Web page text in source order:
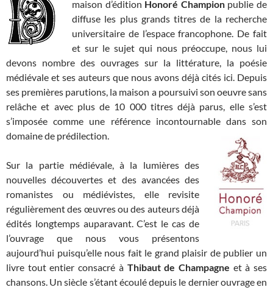
maison d’édition Honoré Championpublie de
diffuse les plus grands titres de la recherche
universitaire de l’espace francophone. De fait
et sur le sujet qui nous préoccupe, nous lui
devons nombre des ouvrages sur la littérature, la poésie
médiévale et ses auteurs que nous avons déjà cités ici. Depuis
ses premières parutions, la maison a poursuivi son oeuvre sans
relâche et avec plus de 10 000 titres déjà parus, elle s’est
s’imposée comme une référence incontournable dans son
domaine de prédilection.
Sur la partie médiévale, à la lumières des
nouvelles découvertes et des avancées des
romanistes ou médiévistes, elle revisite
régulièrement des œuvres ou des auteurs déjà
édités longtemps auparavant. C’est le cas de
l’ouvrage que nous vous présentons
aujourd’hui puisqu’elle nous fait le grand plaisir de publier un
livre tout entier consacré à Thibaut de Champagne et à ses
chansons. Un siècle s’étant écoulé depuis le dernier ouvrage en